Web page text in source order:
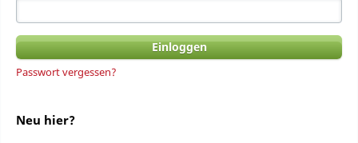
Passwort vergessen?
Neu hier?